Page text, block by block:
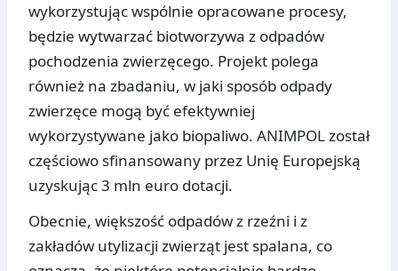
wykorzystując wspólnie opracowane procesy,
będzie wytwarzać biotworzywa z odpadów
pochodzenia zwierzęcego. Projekt polega
również na zbadaniu, w jaki sposób odpady
zwierzęce mogą być efektywniej
wykorzystywane jako biopaliwo. ANIMPOL został
częściowo sfinansowany przez Unię Europejską
uzyskując 3 mln euro dotacji.
Obecnie, większość odpadów z rzeźni i z
zakładów utylizacji zwierząt jest spalana, co